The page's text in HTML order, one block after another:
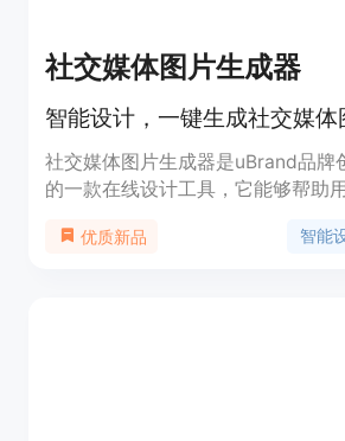
社交媒体图片生成器
智能设计，一键生成社交媒体
社交媒体图片生成器是uBrand品牌
的一款在线设计工具，它能够帮助
化了设计流程，提高了设计效率，
优质新品 智能